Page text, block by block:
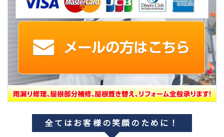
全てはお客様の笑顔のために！